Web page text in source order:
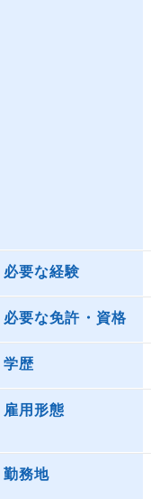
必要な経験
必要な免許・資格
学歴
雇用形態
勤務地